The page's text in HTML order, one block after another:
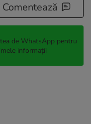
Comentează
de WhatsApp pentru
informații